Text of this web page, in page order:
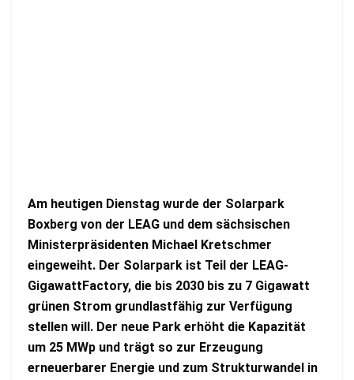
Am heutigen Dienstag wurde der Solarpark
Boxberg von der LEAG und dem sächsischen
Ministerpräsidenten Michael Kretschmer
eingeweiht. Der Solarpark ist Teil der LEAG-
GigawattFactory, die bis 2030 bis zu 7 Gigawatt
grünen Strom grundlastfähig zur Verfügung
stellen will. Der neue Park erhöht die Kapazität
um 25 MWp und trägt so zur Erzeugung
erneuerbarer Energie und zum Strukturwandel in